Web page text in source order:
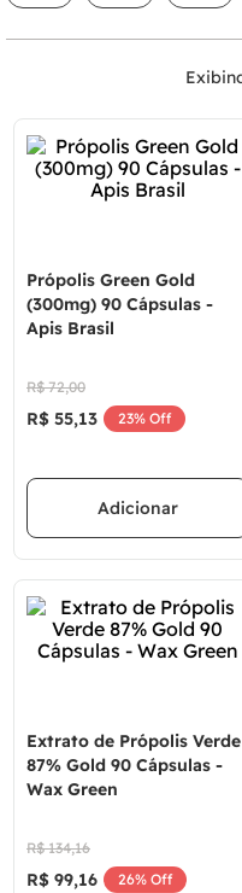
Própolis Green Gold
(300mg) 90 Cápsulas -
Apis Brasil
R$ 72,00
R$ 55,13 23% Off
Adicionar
Extrato de Própolis Verde
87% Gold 90 Cápsulas -
Wax Green
R$ 134,16
R$ 99,16 26% Off